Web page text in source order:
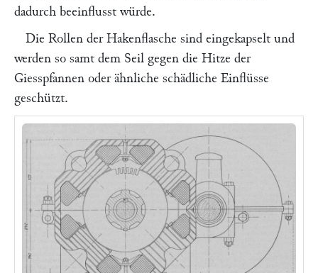
dadurch beeinflusst würde.
Die Rollen der Hakenflasche sind eingekapselt und
werden so samt dem Seil gegen die Hitze der
Giesspfannen oder ähnliche schädliche Einflüsse
geschützt.